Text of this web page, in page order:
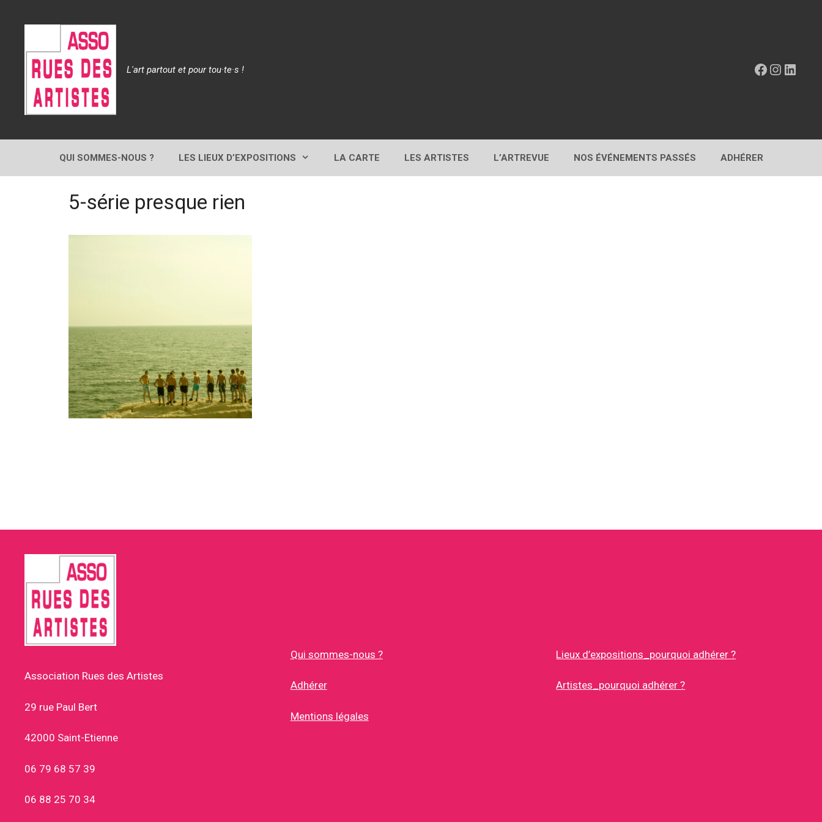
L'art partout et pour tou·te·s ! Facebook
QUI SOMMES-NOUS ? LES LIEUX D’EXPOSITIONS LA CARTE LES ARTISTES L’ARTREVUE NOS ÉVÉNEMENTS PASSÉS ADHÉRER
5-série presque rien
Association Rues des Artistes
29 rue Paul Bert
42000 Saint-Etienne
06 79 68 57 39
06 88 25 70 34
Qui sommes-nous ?
Adhérer
Mentions légales
Lieux d’expositions_pourquoi adhérer ?
Artistes_pourquoi adhérer ?